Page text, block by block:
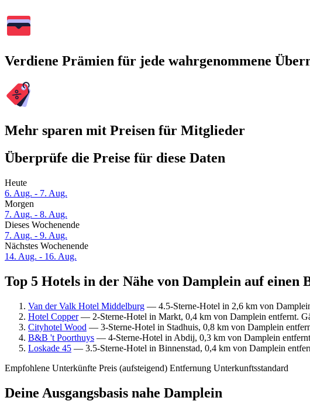
Verdiene Prämien für jede wahrgenommene
Mehr sparen mit Preisen für Mitglieder
Überprüfe die Preise für diese Daten
Heute
6. Aug. - 7. Aug.
Morgen
7. Aug. - 8. Aug.
Dieses Wochenende
7. Aug. - 9. Aug.
Nächstes Wochenende
14. Aug. - 16. Aug.
Top 5 Hotels in der Nähe von Damplein auf einen
Van der Valk Hotel Middelburg — 4.5-Sterne-Hotel in 2,6 km von
Hotel Copper— 2-Sterne-Hotel in Markt, 0,4 km von Damplein entfernt.
Cityhotel Wood — 3-Sterne-Hotel in Stadhuis, 0,8 km von Damplein
B&B 't Poorthuys — 4-Sterne-Hotel in Abdij, 0,3 km von Damplein
Loskade 45 — 3.5-Sterne-Hotel in Binnenstad, 0,4 km von Damplein
Empfohlene Unterkünfte Preis (aufsteigend) Entfernung Unterkunftsstandard
Deine Ausgangsbasis nahe Damplein